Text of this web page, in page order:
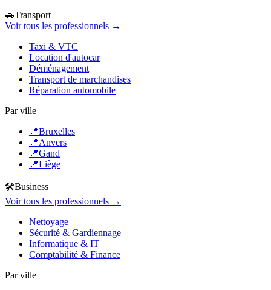
🚗Transport
Voir tous les professionnels →
Taxi & VTC
Location d'autocar
Déménagement
Transport de marchandises
Réparation automobile
Par ville
📍Bruxelles
📍Anvers
📍Gand
📍Liège
🛠️Business
Voir tous les professionnels →
Nettoyage
Sécurité & Gardiennage
Informatique & IT
Comptabilité & Finance
Par ville